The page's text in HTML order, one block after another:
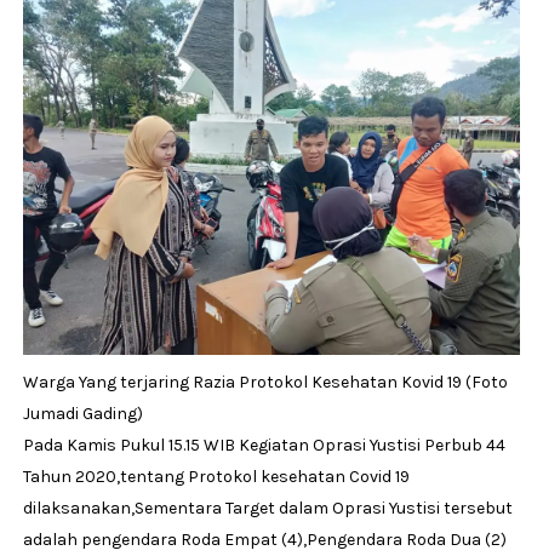
Warga Yang terjaring Razia Protokol Kesehatan Kovid 19 (Foto
Jumadi Gading)
Pada Kamis Pukul 15.15 WIB Kegiatan Oprasi Yustisi Perbub 44
Tahun 2020,tentang Protokol kesehatan Covid 19
dilaksanakan,Sementara Target dalam Oprasi Yustisi tersebut
adalah pengendara Roda Empat (4),Pengendara Roda Dua (2)